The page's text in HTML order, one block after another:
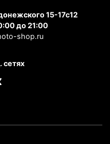
15-17с12
до 21:00
shop.ru
сетях